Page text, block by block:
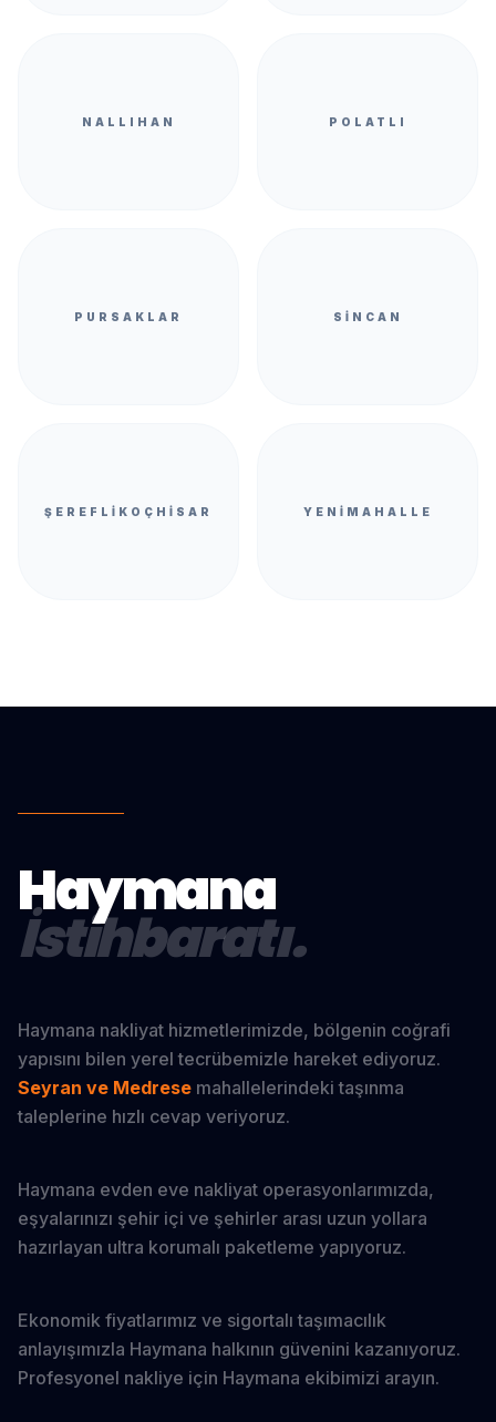
NALLIHAN POLATLI
PURSAKLAR SINCAN
ŞEREFLIKOÇHISAR YENIMAHALLE
Haymana
İstihbaratı.
Haymana nakliyat hizmetlerimizde, bölgenin coğrafi
yapısını bilen yerel tecrübemizle hareket ediyoruz.
Seyran ve Medrese mahallelerindeki taşınma
taleplerine hızlı cevap veriyoruz.
Haymana evden eve nakliyat operasyonlarımızda,
eşyalarınızı şehir içi ve şehirler arası uzun yollara
hazırlayan ultra korumalı paketleme yapıyoruz.
Ekonomik fiyatlarımız ve sigortalı taşımacılık
anlayışımızla Haymana halkının güvenini kazanıyoruz.
Profesyonel nakliye için Haymana ekibimizi arayın.